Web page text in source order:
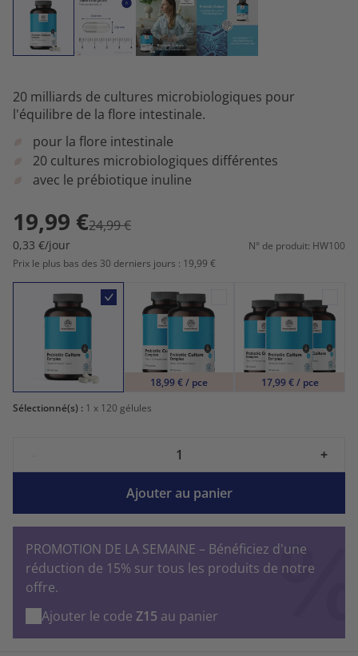
20 milliards de cultures microbiologiques pour
l'équilibre de la flore intestinale.
pour la flore intestinale
20 cultures microbiologiques différentes
avec le prébiotique inuline
19,99 €24,99 €
0,33 €/jour
N° de produit: HW100
Prix le plus bas des 30 derniers jours : 19,99 €
18,99 € / pce
17,99 € / pce
Sélectionné(s) : 1 x 120 gélules
+
Ajouter au panier
PROMOTION DE LA SEMAINE – Bénéficiez d'une
réduction de 15% sur tous les produits de notre
offre.
Ajouter le code Z15 au panier